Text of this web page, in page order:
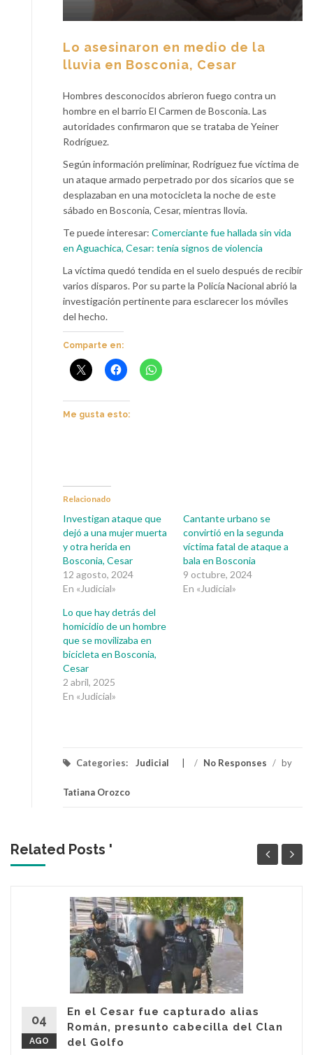
Lo asesinaron en medio de la
lluvia en Bosconia, Cesar
Hombres desconocidos abrieron fuego contra un
hombre en el barrio El Carmen de Bosconia. Las
autoridades confirmaron que se trataba de Yeiner
Rodríguez.
Según información preliminar, Rodríguez fue víctima de
un ataque armado perpetrado por dos sicarios que se
desplazaban en una motocicleta la noche de este
sábado en Bosconia, Cesar, mientras llovía.
Te puede interesar: Comerciante fue hallada sin vida
en Aguachica, Cesar: tenía signos de violencia
La víctima quedó tendida en el suelo después de recibir
varios disparos. Por su parte la Policía Nacional abrió la
investigación pertinente para esclarecer los móviles
del hecho.
Comparte en:
Me gusta esto:
Relacionado
Investigan ataque que
dejó a una mujer muerta
y otra herida en
Bosconia, Cesar
12 agosto, 2024
En «Judicial»
Cantante urbano se
convirtió en la segunda
víctima fatal de ataque a
bala en Bosconia
9 octubre, 2024
En «Judicial»
Lo que hay detrás del
homicidio de un hombre
que se movilizaba en
bicicleta en Bosconia,
Cesar
2 abril, 2025
En «Judicial»
Categories: Judicial / No Responses / by
Tatiana Orozco
Related Posts '
04
AGO
En el Cesar fue capturado alias
Román, presunto cabecilla del Clan
del Golfo